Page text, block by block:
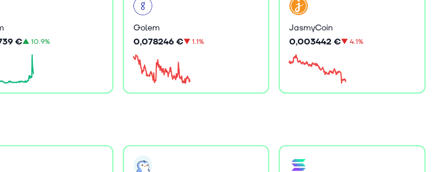
€▲10.9%
Golem
0,078246 €▼1.1%
JasmyCoin
0,003442 €▼4.1%